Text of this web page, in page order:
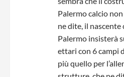
Palermo calcio
ne dite, il
Palermo insisterà
ettari con 6 campi
più quello per